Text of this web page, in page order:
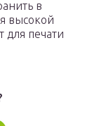
в
высокой
для печати